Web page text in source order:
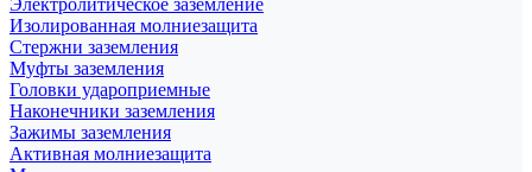
Электролитическое заземление
Изолированная молниезащита
Стержни заземления
Муфты заземления
Головки удароприемные
Наконечники заземления
Зажимы заземления
Активная молниезащита